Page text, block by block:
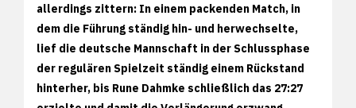
allerdings zittern: In einem packenden Match, in
dem die Führung ständig hin- und herwechselte,
lief die deutsche Mannschaft in der Schlussphase
der regulären Spielzeit ständig einem Rückstand
hinterher, bis Rune Dahmke schließlich das 27:27